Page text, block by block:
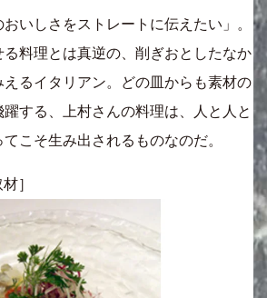
おいしさをストレートに伝えたい」。
料理とは真逆の、削ぎおとしたなか
るイタリアン。どの皿からも素材の
する、上村さんの料理は、人と人と
こそ生み出されるものなのだ。
］